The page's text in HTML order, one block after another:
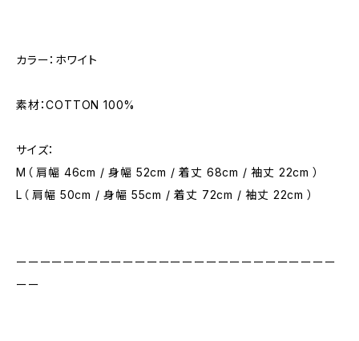
カラー：ホワイト
素材：COTTON 100%
サイズ：
M（ 肩幅 46cm / 身幅 52cm / 着丈 68cm / 袖丈 22cm ）
L（ 肩幅 50cm / 身幅 55cm / 着丈 72cm / 袖丈 22cm ）
ーーーーーーーーーーーーーーーーーーーーーーーーーーー
ーー